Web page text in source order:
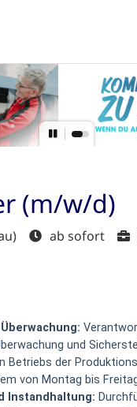
(m/w/d)
ab sofort
und
Betriebs der
von Montag bis
Instandhaltung: